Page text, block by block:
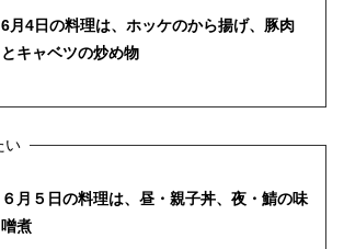
6月4日の料理は、ホッケのから揚げ、豚肉
とキャベツの炒め物
６月５日の料理は、昼・親子丼、夜・鯖の味
噌煮